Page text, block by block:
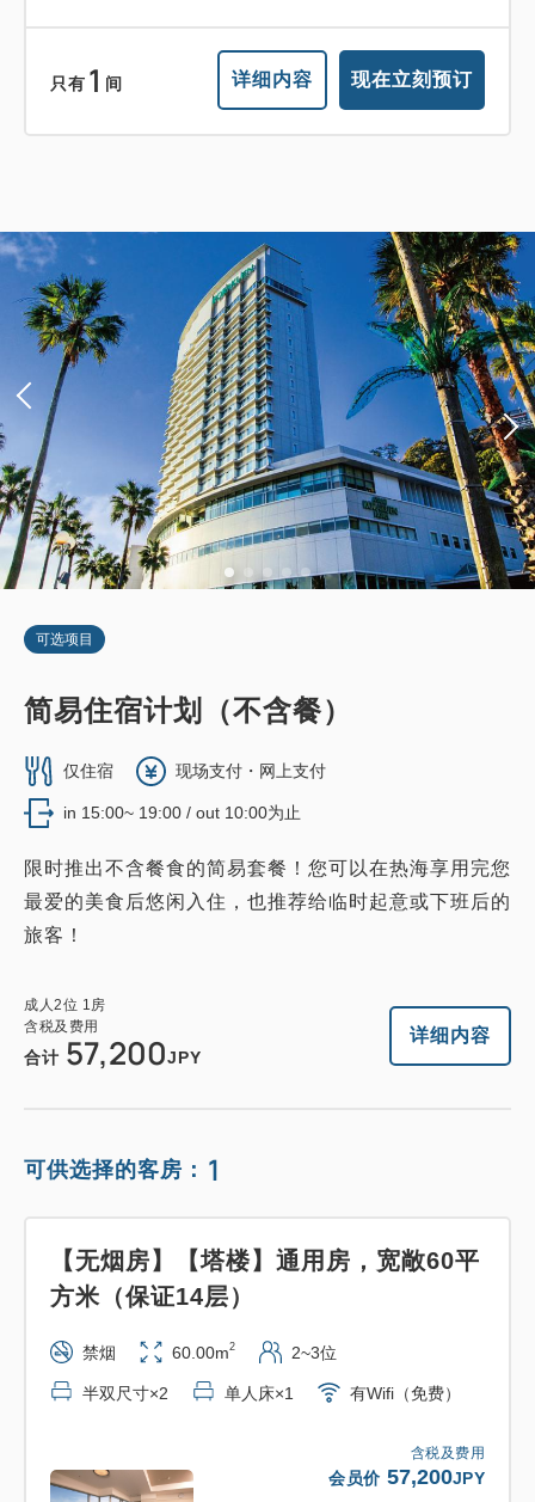
只有 1 间 详细内容 现在立刻预订
可选项目
简易住宿计划（不含餐）
仅住宿 现场支付・网上支付
in 15:00~ 19:00 / out 10:00为止
限时推出不含餐食的简易套餐！您可以在热海享用完您
最爱的美食后悠闲入住，也推荐给临时起意或下班后的
旅客！
成人2位 1房
含税及费用
合计 57,200JPY
详细内容
可供选择的客房： 1
含税及费用
会员价 57,200JPY
【无烟房】【塔楼】通用房，宽敞60平
方米（保证14层）
禁烟 60.00m2 2~3位
半双尺寸×2 单人床×1 有Wifi（免费）